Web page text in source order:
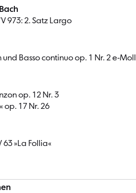
973: 2. Satz Largo
Basso continuo op. 1 Nr. 2 e-Moll
op. 12 Nr. 3
op. 17 Nr. 26
»La Follia«